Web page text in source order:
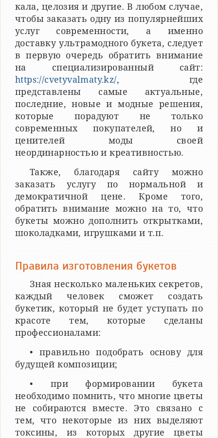
кала, целозия и другие. В любом случае,
чтобы заказать одну из популярнейших
услуг современности, а именно
доставку ультрамодного букета, следует
в первую очередь обратить внимание
на специализированный сайт:
https://cvetyvalmaty.kz/, где
представлены самые актуальные,
последние, новые и модные решения,
которые порадуют не только
современных покупателей, но и
ценителей моды своей
неординарностью и креативностью.
Также, благодаря сайту можно
заказать услугу по нормальной и
демократичной цене. Кроме того,
обратить внимание можно на то, что
букеты можно дополнить открытками,
шоколадками, игрушками и т.п.
Правила изготовления букетов
Зная несколько маленьких секретов,
каждый человек сможет создать
букетик, который не будет уступать по
красоте тем, которые сделаны
профессионалами:
• правильно подобрать основу для
будущей композиции;
• при формировании букета
необходимо помнить, что многие цветы
не собираются вместе. Это связано с
тем, что некоторые из них выделяют
токсины, из которых другие цветы